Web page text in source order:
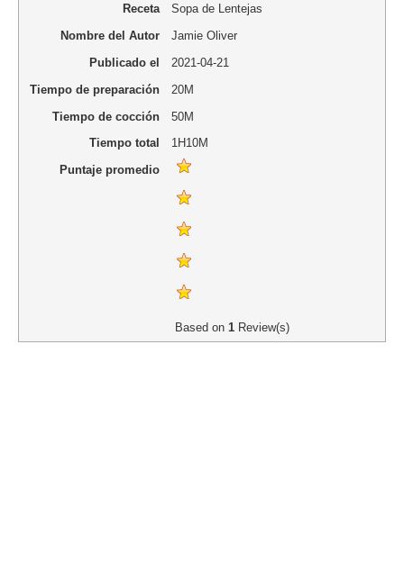
Receta
Sopa de Lentejas
Nombre del Autor
Jamie Oliver
Publicado el
2021-04-21
Tiempo de preparación
20M
Tiempo de cocción
50M
Tiempo total
1H10M
Puntaje promedio
Based on 1 Review(s)